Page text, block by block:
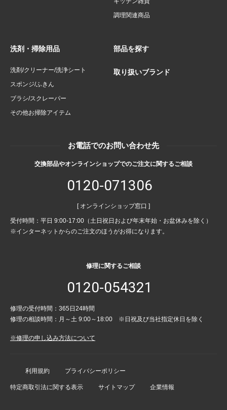
調理関連商品
洗剤・掃除用品
洗剤/クリーナー/洗浄シート
スポンジ/ふきん
ブラシ/スクレーパー
その他お掃除アイテム
部品を探す
取り扱いブランド
お電話でのお問い合わせ先
交換部品やオンラインショップでのご注文に関するご相談
0120-071306
[ オンラインショップ窓口 ]
受付時間：平日 9:00-17:00（土日祝日および年末年始・お盆休みを除く）
※インターネットからのご注文のほうがお得になります。
修理に関するご相談
0120-054321
修理の受付時間：365日24時間
修理の相談時間：月～土 9:00～18:00 ※日祝及び当社指定休日を除く
※修理の申し込み方法について
利用規約 プライバシーポリシー
特定商取引法に関する表示 サイトマップ 企業情報